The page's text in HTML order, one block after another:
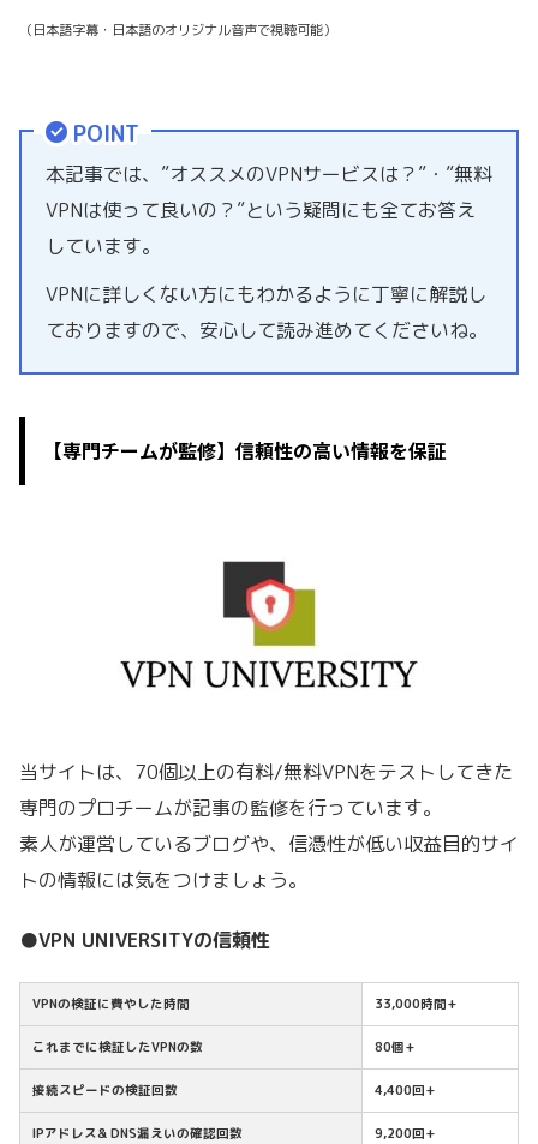
（日本語字幕・日本語のオリジナル音声で視聴可能）
POINT
本記事では、”オススメのVPNサービスは？”・”無料
VPNは使って良いの？”という疑問にも全てお答え
しています。
VPNに詳しくない方にもわかるように丁寧に解説し
ておりますので、安心して読み進めてくださいね。
【専門チームが監修】信頼性の高い情報を保証
当サイトは、70個以上の有料/無料VPNをテストしてきた
専門のプロチームが記事の監修を行っています。
素人が運営しているブログや、信憑性が低い収益目的サイ
トの情報には気をつけましょう。
●VPN UNIVERSITYの信頼性
VPNの検証に費やした時間 33,000時間+
これまでに検証したVPNの数 80個+
接続スピードの検証回数 4,400回+
IPアドレス& DNS漏えいの確認回数 9,200回+